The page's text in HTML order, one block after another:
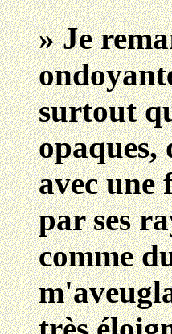
» Je
surtout
opaques,
avec une
par ses
comme